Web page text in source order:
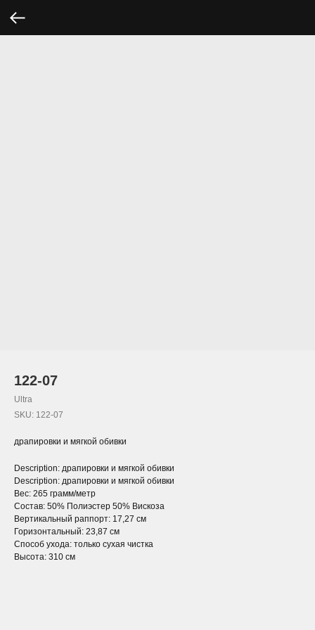
122-07
Ultra
SKU: 122-07
драпировки и мягкой обивки
Description: драпировки и мягкой обивки
Description: драпировки и мягкой обивки
Вес: 265 грамм/метр
Состав: 50% Полиэстер 50% Вискоза
Вертикальный раппорт: 17,27 см
Горизонтальный: 23,87 см
Способ ухода: только сухая чистка
Высота: 310 см